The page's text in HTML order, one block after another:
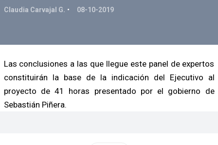
Claudia Carvajal G. 08-10-2019
Las conclusiones a las que llegue este panel de expertos
constituirán la base de la indicación del Ejecutivo al
proyecto de 41 horas presentado por el gobierno de
Sebastián Piñera.